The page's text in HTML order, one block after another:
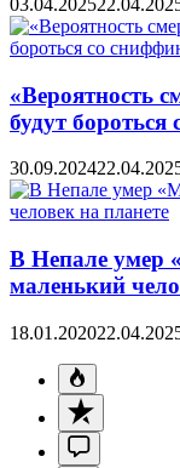
03.04.2025
«Вероятность
будут
30.09.2024
В Непале умер
маленький
18.01.2020